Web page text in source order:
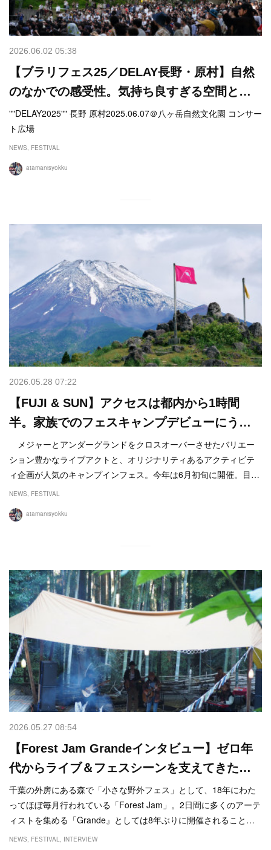
2026.06.02 05:38
【ブラリフェス25／DELAY長野・原村】自然
のなかでの感受性。気持ち良すぎる空間と…
""DELAY2025"" 長野 原村2025.06.07＠八ヶ岳自然文化園 コンサー
ト広場
NEWS FESTIVAL
atamanisyokku
2026.05.28 07:22
【FUJI & SUN】アクセスは都内から1時間
半。家族でのフェスキャンプデビューにう…
メジャーとアンダーグランドをクロスオーバーさせたバリエー
ション豊かなライブアクトと、オリジナリティあるアクティビテ
ィ企画が人気のキャンプインフェス。今年は6月初旬に開催。目…
NEWS FESTIVAL
atamanisyokku
2026.05.27 08:54
【Forest Jam Grandeインタビュー】ゼロ年
代からライブ＆フェスシーンを支えてきた…
千葉の外房にある森で「小さな野外フェス」として、18年にわた
ってほぼ毎月行われている「Forest Jam」。2日間に多くのアーテ
ィストを集める「Grande』としては8年ぶりに開催されること…
NEWS FESTIVAL INTERVIEW